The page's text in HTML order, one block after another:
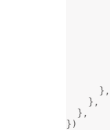
},
},
},
})